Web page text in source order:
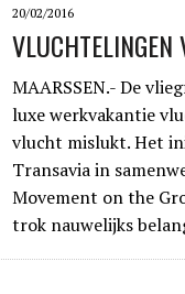
20/02/2016
MAARSSEN.- De
luxe werkvakantie
vlucht mislukt. Het
Transavia in
Movement on the
trok nauwelijks